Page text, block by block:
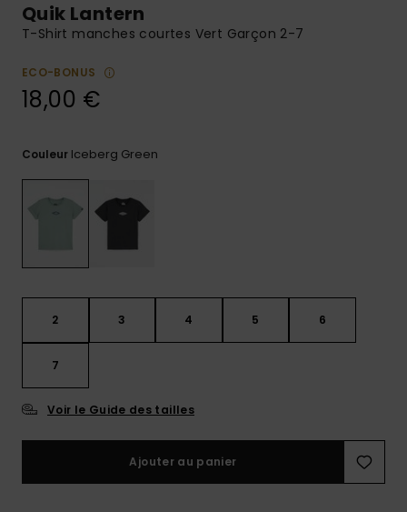
question.
Démarrer
les plus
formulaire
de contact.
CARTE
CADEAU
LISTE DE
SOUHAITS
Quik Lantern
T-Shirt manches courtes Vert Garçon 2-7
ECO-BONUS
18,00 €
Couleur Iceberg Green
2 3 4 5 6
7
Voir le Guide des tailles
Ajouter au panier